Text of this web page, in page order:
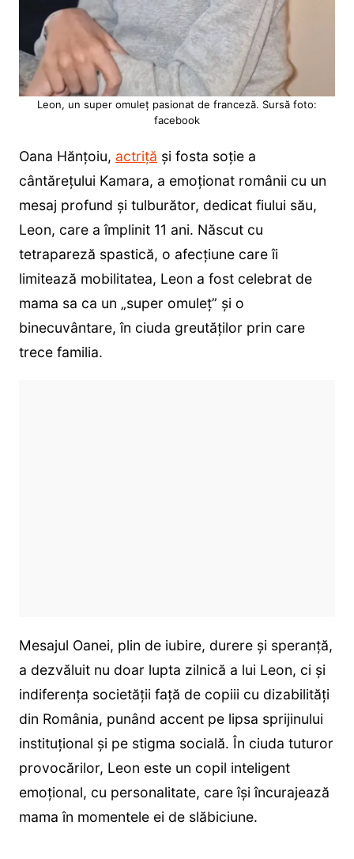
Leon, un super omuleț pasionat de franceză. Sursă foto:
facebook
Oana Hănțoiu, actriță și fosta soție a
cântărețului Kamara, a emoționat românii cu un
mesaj profund și tulburător, dedicat fiului său,
Leon, care a împlinit 11 ani. Născut cu
tetrapareză spastică, o afecțiune care îi
limitează mobilitatea, Leon a fost celebrat de
mama sa ca un „super omuleț” și o
binecuvântare, în ciuda greutăților prin care
trece familia.
Mesajul Oanei, plin de iubire, durere și speranță,
a dezvăluit nu doar lupta zilnică a lui Leon, ci și
indiferența societății față de copiii cu dizabilități
din România, punând accent pe lipsa sprijinului
instituțional și pe stigma socială. În ciuda tuturor
provocărilor, Leon este un copil inteligent
emoțional, cu personalitate, care își încurajează
mama în momentele ei de slăbiciune.